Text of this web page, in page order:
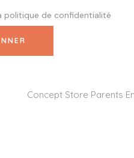
politique de confidentialité